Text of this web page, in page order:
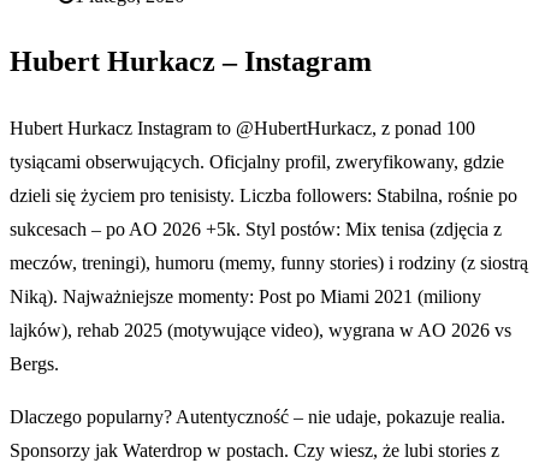
Hubert Hurkacz – Instagram
Hubert Hurkacz Instagram to @HubertHurkacz, z ponad 100
tysiącami obserwujących. Oficjalny profil, zweryfikowany, gdzie
dzieli się życiem pro tenisisty. Liczba followers: Stabilna, rośnie po
sukcesach – po AO 2026 +5k. Styl postów: Mix tenisa (zdjęcia z
meczów, treningi), humoru (memy, funny stories) i rodziny (z siostrą
Niką). Najważniejsze momenty: Post po Miami 2021 (miliony
lajków), rehab 2025 (motywujące video), wygrana w AO 2026 vs
Bergs.
Dlaczego popularny? Autentyczność – nie udaje, pokazuje realia.
Sponsorzy jak Waterdrop w postach. Czy wiesz, że lubi stories z